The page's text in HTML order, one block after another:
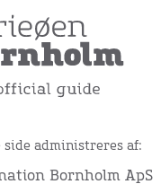
side administreres af:
Bornholm ApS